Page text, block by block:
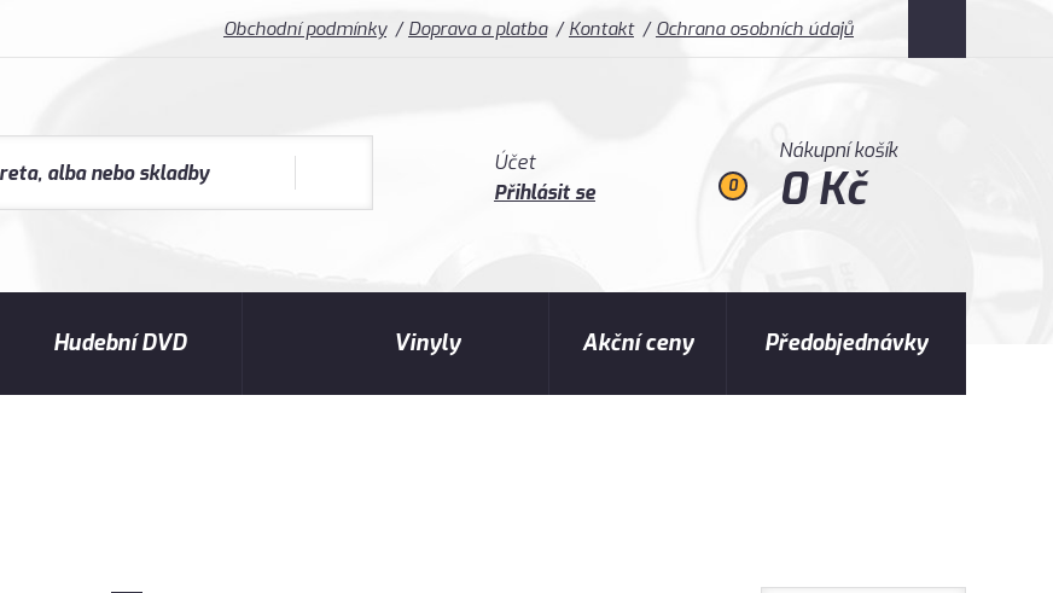
Obchodní podmínky Doprava a platba Kontakt Ochrana osobních údajů
Účet
Přihlásit se
0
Nákupní košík
0 Kč
Hudební DVD Vinyly Akční ceny Předobjednávky